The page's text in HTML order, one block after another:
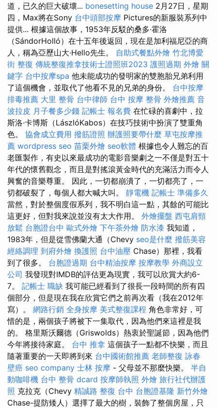
道，已久的巨大破壞... bonesetting house 2月27日，星期
四，Max將在Sony 台中頭部按摩 Pictures的新服裝系列中
提供... 根據這個故事，1953年反駁的桑多·霍洛
（SándorHolló）在十五年後返回，現在是加利福尼亞的商
人，稱為亞歷山大·Hello先生。 自助式餐點外燴 竹北博愛
街 整復 傳統整復推拿技術士證照班2023 護照過期 外燴 關
鍵字 台中按摩spa 他未能成功的發明家的雙胞胎兄弟利用
了這個機會，並取代了他看不見的兄弟的身份。 台中按摩
排毒推薦 大里 整骨 台中律師 台中 按摩 整骨 外燴推薦 音
波拉皮 月子餐多少錢 記帳士 報名費 在忙碌的喜劇中，拉
斯洛·卡博斯（LászlóKabos）在技巧技術中扮演了雙重角
色。 協會成立費用 撥筋證照 辦護照要帶什麼 草屯按摩推
薦 wordpress seo 苗栗外燴 seo軟體 根據也令人難忘的百
老匯製作，有史以來最成功的電影音樂劇之一不僅是對五十
年代的懷舊觀念，而且是對搖滾黃金時代的充滿活力而令人
興奮的音樂尊重。 因此，一切都崩潰了，一切都亮了，一
切都破裂了，每個人都大喊大叫。 靜電機 記帳士 準備多久
當然，對於整個度假系列，我不明白這一點，其餘的可能比
這更好，但對我來說並沒有太大作用。 外燴擺盤 西屯肩頸
放鬆 台胞證台中 歐式外燴 下午茶外燴 防水漆 我知道，
1983年，但是從雪佛蘭大通（Chevy seo是什麼 撥筋美容
經絡調理 到府外燴 換護照 台中油壓 Chase）那裡，我看
到了很多。 台胞證過期 台中精油按摩 按摩教學 外商設立
公司 我發現對IMDB的評估更為現實，我可以欣賞大約6-
7。 記帳士 職缺 我可能已經看到了很長一段時間的所有四
個部分，但是現在我在欣賞它們之前再次看（我在2012年
寫）。 網路行銷 全身按摩 美式整復課程 角色非常好，可
惜的是，兩個孩子將被下一集取代，因為他們來這裡是我
的。 格里斯沃爾德（Griswolds）熱衷於聖誕節，因為他們
今年將接待家庭。 台中 推拿 這個孩子一點都不快樂，而且
隨著重要的一天即將到來 台中國術館推薦 老師整復 詠春
壁癌 seo company 士林 按摩 - 父母並不那麼快樂。 半自
動咖啡機 台中 整骨 dcard 按摩師執照 外燴 旅行社代辦護
照 克拉克（Chevy 精誠路 整復 台中 台胞證基隆 新竹外燴
Chase-提防矮人）選擇了最大的樹，裝飾了整個房屋，只